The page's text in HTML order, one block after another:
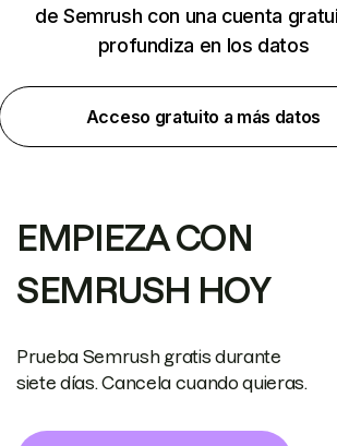
de Semrush con una cuenta
profundiza en los datos
Acceso gratuito a más datos
EMPIEZA CON
SEMRUSH HOY
Prueba Semrush gratis durante
siete días. Cancela cuando quieras.